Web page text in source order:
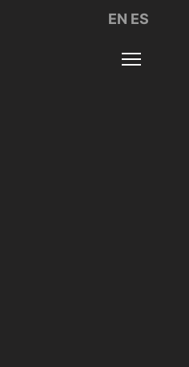
EN ES